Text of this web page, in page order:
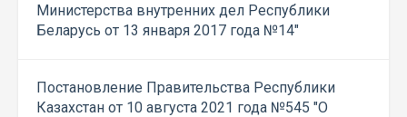
Министерства внутренних дел Республики
Беларусь от 13 января 2017 года №14"
Постановление Правительства Республики
Казахстан от 10 августа 2021 года №545 "О